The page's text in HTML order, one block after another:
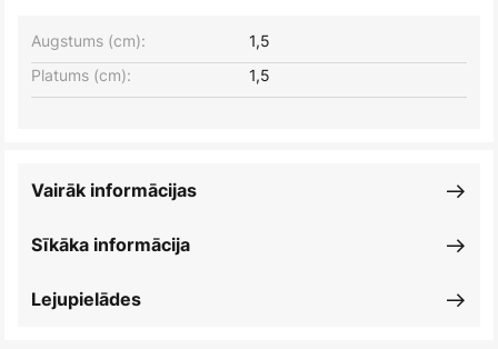
Platums (cm): 1,5
Augstums (cm): 1,5
Sīkāka informācija
Vairāk informācijas
Lejupielādes